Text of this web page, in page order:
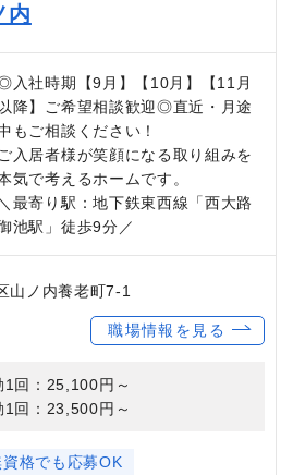
内
入社時期【9月】【10月】【11月
降】ご希望相談歓迎◎直近・月途
もご相談ください！
ご入居者様が笑顔になる取り組みを
気で考えるホームです。
＼最寄り駅：地下鉄東西線「西大路
池駅」徒歩9分／
山ノ内養老町7-1
職場情報を見る
回：25,100円～
回：23,500円～
資格でも応募OK